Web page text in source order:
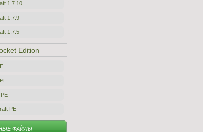
1.7.10
1.7.9
1.7.5
Edition
PE
ФАЙЛЫ